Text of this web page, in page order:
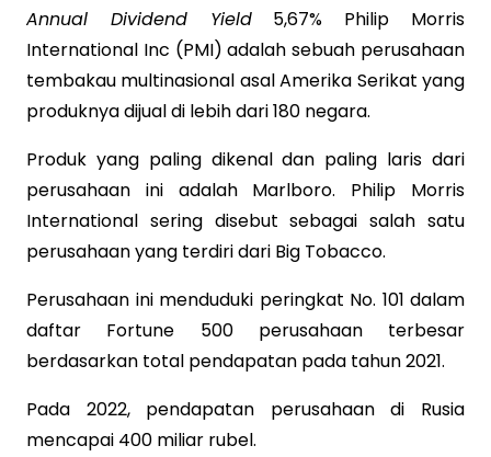
Annual Dividend Yield5,67% Philip Morris
International Inc (PMI) adalah sebuah perusahaan
tembakau multinasional asal Amerika Serikat yang
produknya dijual di lebih dari 180 negara.
Produk yang paling dikenal dan paling laris dari
perusahaan ini adalah Marlboro. Philip Morris
International sering disebut sebagai salah satu
perusahaan yang terdiri dari Big Tobacco.
Perusahaan ini menduduki peringkat No. 101 dalam
daftar Fortune 500 perusahaan terbesar
berdasarkan total pendapatan pada tahun 2021.
Pada 2022, pendapatan perusahaan di Rusia
mencapai 400 miliar rubel.